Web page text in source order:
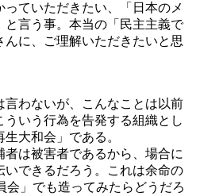
ていただきたい、「日本のメ
と言う事。本当の「民主主義で
に、ご理解いただきたいと思
言わないが、こんなことは以前
いう行為を告発する組織とし
大和会」である。
は被害者であるから、場合に
いできるだろう。これは余命の
会」でも造ってみたらどうだろ